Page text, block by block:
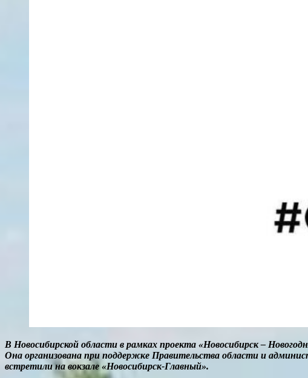
В Новосибирской области в рамках проекта «Новосибирск –
Она организована при поддержке Правительства области и
встретили на вокзале «Новосибирск-Главный».